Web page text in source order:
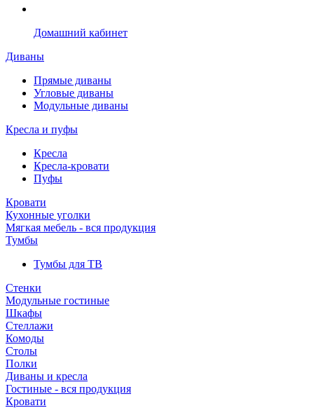
Домашний кабинет
Диваны
Прямые диваны
Угловые диваны
Модульные диваны
Кресла и пуфы
Кресла
Кресла-кровати
Пуфы
Кровати
Кухонные уголки
Мягкая мебель - вся продукция
Тумбы
Тумбы для ТВ
Стенки
Модульные гостиные
Шкафы
Стеллажи
Комоды
Столы
Полки
Диваны и кресла
Гостиные - вся продукция
Кровати